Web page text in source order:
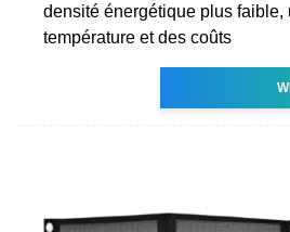
densité énergétique plus faible,
température et des coûts